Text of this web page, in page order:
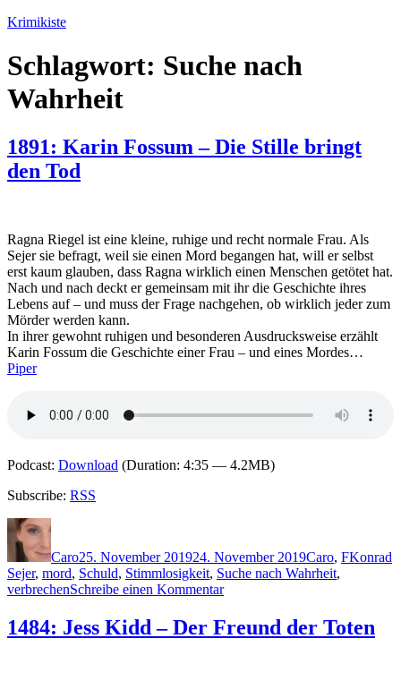
Zum
springen
Krimikiste
Schlagwort: Suche nach
Wahrheit
1891: Karin Fossum – Die Stille bringt
den Tod
Ragna Riegel ist eine kleine, ruhige und recht normale Frau. Als
Sejer sie befragt, weil sie einen Mord begangen hat, will er selbst
erst kaum glauben, dass Ragna wirklich einen Menschen getötet hat.
Nach und nach deckt er gemeinsam mit ihr die Geschichte ihres
Lebens auf – und muss der Frage nachgehen, ob wirklich jeder zum
Mörder werden kann.
In ihrer gewohnt ruhigen und besonderen Ausdrucksweise erzählt
Karin Fossum die Geschichte einer Frau – und eines Mordes…
Piper
Podcast: Download (Duration: 4:35 — 4.2MB)
Subscribe: RSS
Autor
Caro25. November 201924. November 2019Caro, FKonrad
Sejer, mord, Schuld, Stimmlosigkeit, Suche nach Wahrheit,
verbrechenSchreibe einen Kommentarzu
Karin
Fossum
1484: Jess Kidd – Der Freund der Toten